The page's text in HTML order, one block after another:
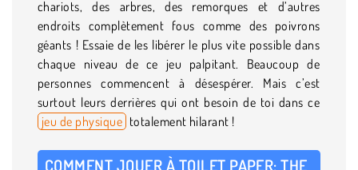
chariots, des arbres, des remorques et d’autres
endroits complètement fous comme des poivrons
géants ! Essaie de les libérer le plus vite possible dans
chaque niveau de ce jeu palpitant. Beaucoup de
personnes commencent à désespérer. Mais c’est
surtout leurs derrières qui ont besoin de toi dans ce
jeu de physique totalement hilarant !
COMMENT JOUER À TOILET PAPER: THE